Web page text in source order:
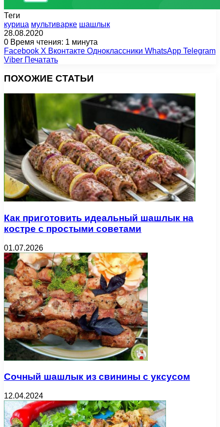
Теги
курица мультиварке шашлык
28.08.2020
0 Время чтения: 1 минута
Facebook X Вконтакте Одноклассники WhatsApp Telegram
Viber Печатать
ПОХОЖИЕ СТАТЬИ
Как приготовить идеальный шашлык на
костре с простыми советами
01.07.2026
Сочный шашлык из свинины с уксусом
12.04.2024